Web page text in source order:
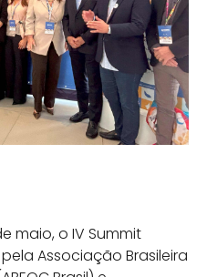
maio, o IV Summit
Associação Brasileira